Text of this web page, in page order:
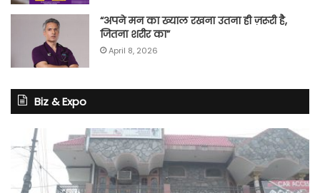
“अपने मन का ख्याल रखना उतना ही ज़रूरी है,
जितना शरीर का”
April 8, 2026
Biz & Expo